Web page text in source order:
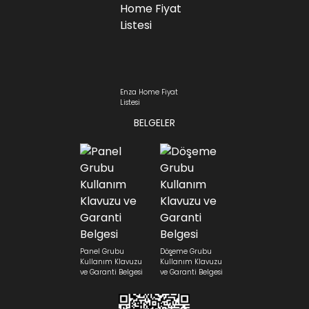
Enza Home Fiyat
Listesi
BELGELER
Panel Grubu
Kullanım Klavuzu
ve Garanti Belgesi
Döşeme Grubu
Kullanım Klavuzu
ve Garanti Belgesi